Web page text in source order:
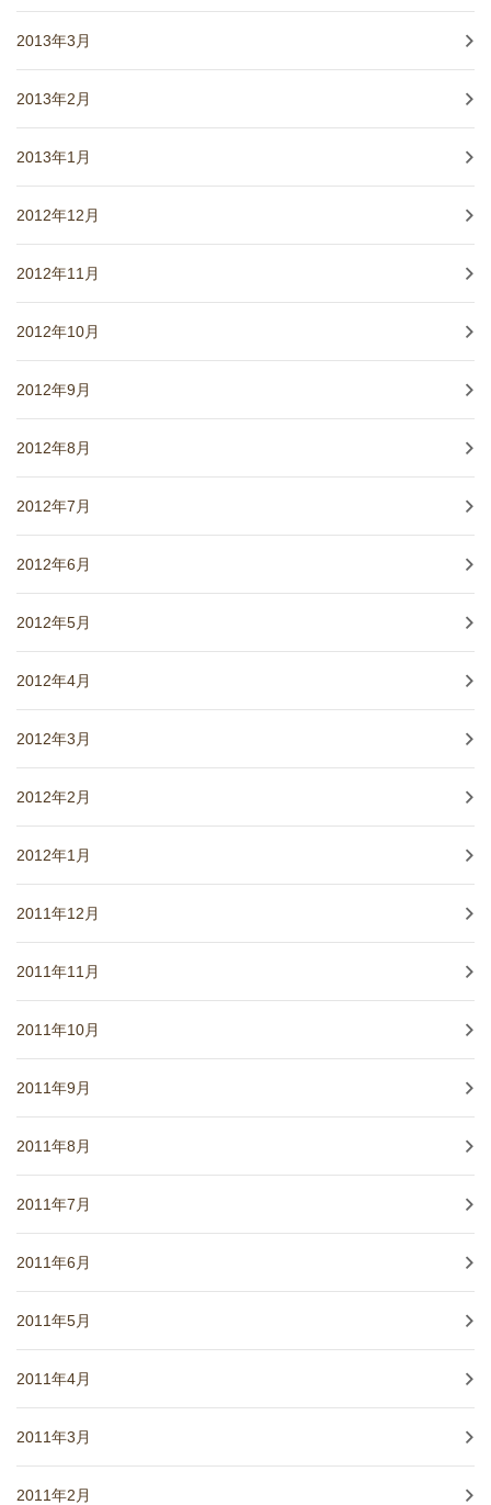
2013年3月
2013年2月
2013年1月
2012年12月
2012年11月
2012年10月
2012年9月
2012年8月
2012年7月
2012年6月
2012年5月
2012年4月
2012年3月
2012年2月
2012年1月
2011年12月
2011年11月
2011年10月
2011年9月
2011年8月
2011年7月
2011年6月
2011年5月
2011年4月
2011年3月
2011年2月